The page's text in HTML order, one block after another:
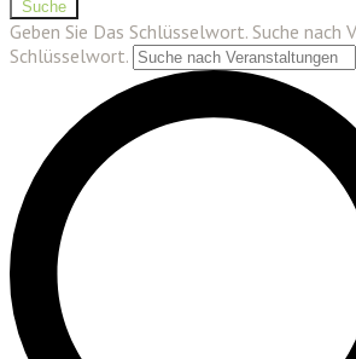
Suche
Geben Sie Das Schlüsselwort. Suche nach
Schlüsselwort.